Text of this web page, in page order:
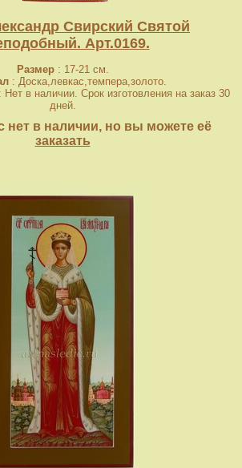
Свирский Святой
Арт.0169.
Размер: 17-21 см.
: Доска,левкас,темпера,золото.
: Нет в наличии. Срок изготовления на заказ 30
дней.
нет в наличии, но вы можете её
заказать